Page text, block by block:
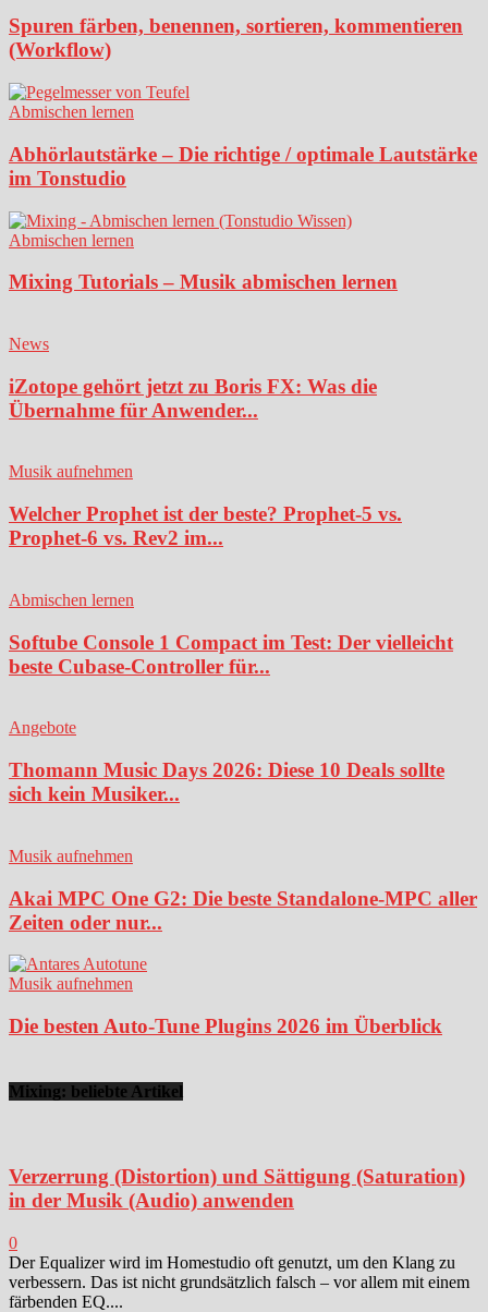
Spuren färben, benennen, sortieren, kommentieren
(Workflow)
Abmischen lernen
Abhörlautstärke – Die richtige / optimale Lautstärke
im Tonstudio
Abmischen lernen
Mixing Tutorials – Musik abmischen lernen
News
iZotope gehört jetzt zu Boris FX: Was die
Übernahme für Anwender...
Musik aufnehmen
Welcher Prophet ist der beste? Prophet-5 vs.
Prophet-6 vs. Rev2 im...
Abmischen lernen
Softube Console 1 Compact im Test: Der vielleicht
beste Cubase-Controller für...
Angebote
Thomann Music Days 2026: Diese 10 Deals sollte
sich kein Musiker...
Musik aufnehmen
Akai MPC One G2: Die beste Standalone-MPC aller
Zeiten oder nur...
Musik aufnehmen
Die besten Auto-Tune Plugins 2026 im Überblick
Mixing: beliebte Artikel
Verzerrung (Distortion) und Sättigung (Saturation)
in der Musik (Audio) anwenden
0
Der Equalizer wird im Homestudio oft genutzt, um den Klang zu
verbessern. Das ist nicht grundsätzlich falsch – vor allem mit einem
färbenden EQ....